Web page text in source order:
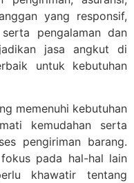
yang responsif,
pengalaman dan
jasa angkut di
untuk kebutuhan
memenuhi kebutuhan
kemudahan serta
pengiriman barang.
pada hal-hal lain
khawatir tentang